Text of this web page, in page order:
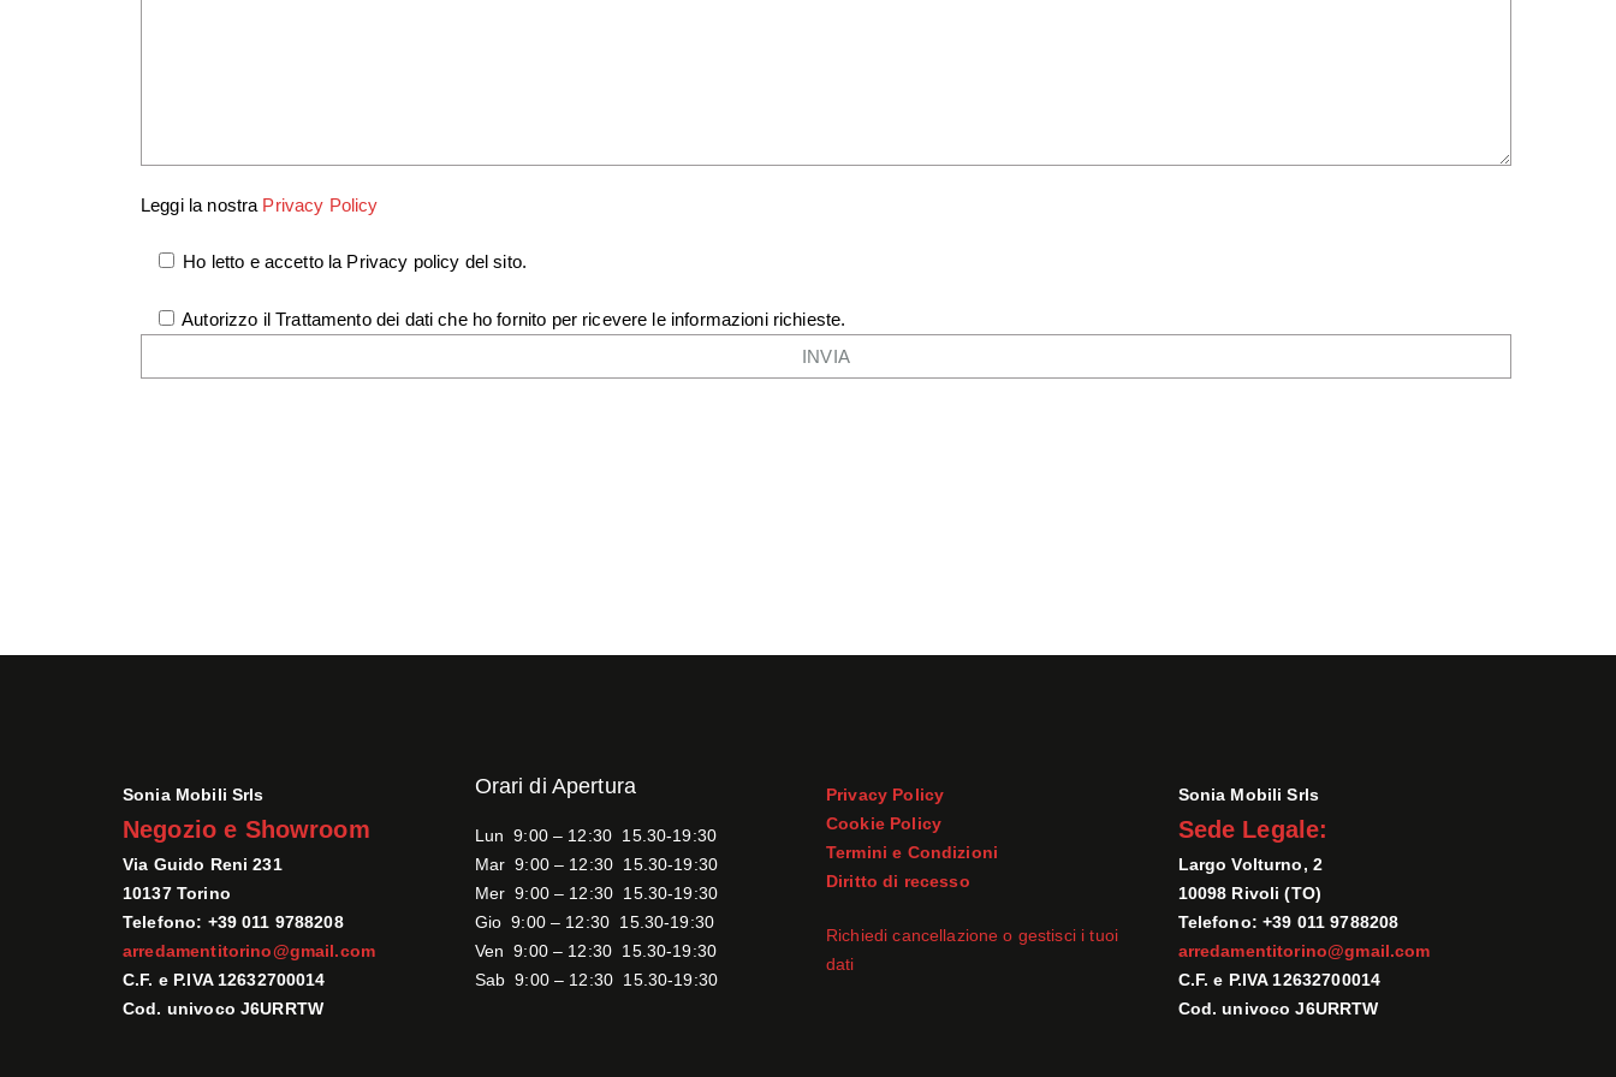
Leggi la nostra Privacy Policy
Ho letto e accetto la Privacy policy del sito.
Autorizzo il Trattamento dei dati che ho fornito per ricevere le informazioni richieste.
Sonia Mobili Srls
Negozio e Showroom
Via Guido Reni 231
10137 Torino
Telefono: +39 011 9788208
arredamentitorino@gmail.com
C.F. e P.IVA 12632700014
Cod. univoco J6URRTW
Orari di Apertura
Lun 9:00 – 12:30 15.30-19:30
Mar 9:00 – 12:30 15.30-19:30
Mer 9:00 – 12:30 15.30-19:30
Gio 9:00 – 12:30 15.30-19:30
Ven 9:00 – 12:30 15.30-19:30
Sab 9:00 – 12:30 15.30-19:30
Privacy Policy
Cookie Policy
Termini e Condizioni
Diritto di recesso
Richiedi cancellazione o gestisci i tuoi
dati
Sonia Mobili Srls
Sede Legale:
Largo Volturno, 2
10098 Rivoli (TO)
Telefono: +39 011 9788208
arredamentitorino@gmail.com
C.F. e P.IVA 12632700014
Cod. univoco J6URRTW